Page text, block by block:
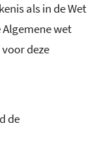
als in de Wet
wet
deze
de